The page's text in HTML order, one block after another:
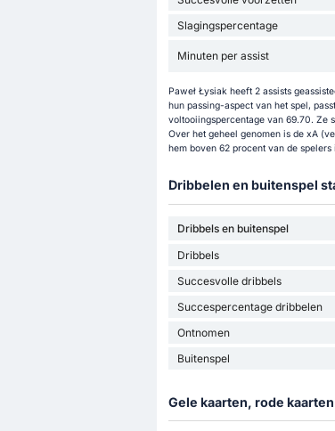
Slagingspercentage
Minuten per assist
Paweł Łysiak heeft 2 assists
hun passing-aspect van het spel,
voltooiingspercentage van 69.70. Ze
Over het geheel genomen is de xA
hem boven 62 procent van de spelers
Dribbelen en buitenspel
Dribbels en buitenspel
Dribbels
Succesvolle dribbels
Succespercentage dribbelen
Ontnomen
Buitenspel
Gele kaarten, rode